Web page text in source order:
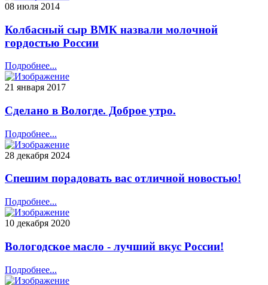
08 июля 2014
Колбасный сыр ВМК назвали молочной
гордостью России
Подробнее...
21 января 2017
Сделано в Вологде. Доброе утро.
Подробнее...
28 декабря 2024
Спешим порадовать вас отличной новостью!
Подробнее...
10 декабря 2020
Вологодское масло - лучший вкус России!
Подробнее...